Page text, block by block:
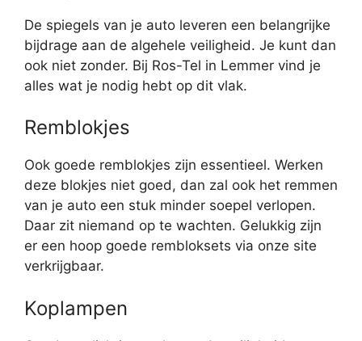
De spiegels van je auto leveren een belangrijke
bijdrage aan de algehele veiligheid. Je kunt dan
ook niet zonder. Bij Ros-Tel in Lemmer vind je
alles wat je nodig hebt op dit vlak.
Remblokjes
Ook goede remblokjes zijn essentieel. Werken
deze blokjes niet goed, dan zal ook het remmen
van je auto een stuk minder soepel verlopen.
Daar zit niemand op te wachten. Gelukkig zijn
er een hoop goede rembloksets via onze site
verkrijgbaar.
Koplampen